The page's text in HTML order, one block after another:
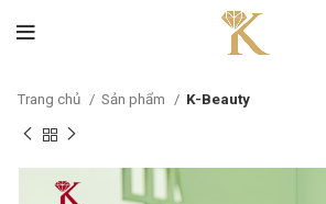
Trang chủ Sản phẩm K-Beauty